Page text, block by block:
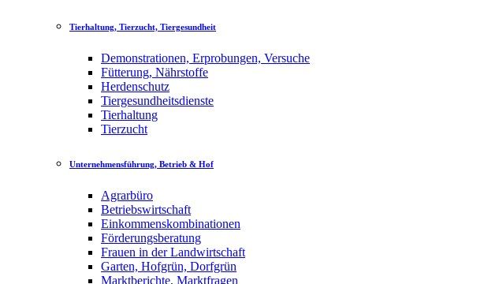
Tierhaltung, Tierzucht, Tiergesundheit
Demonstrationen, Erprobungen, Versuche
Fütterung, Nährstoffe
Herdenschutz
Tiergesundheitsdienste
Tierhaltung
Tierzucht
Unternehmensführung, Betrieb & Hof
Agrarbüro
Betriebswirtschaft
Einkommenskombinationen
Förderungsberatung
Frauen in der Landwirtschaft
Garten, Hofgrün, Dorfgrün
Marktberichte, Marktfragen